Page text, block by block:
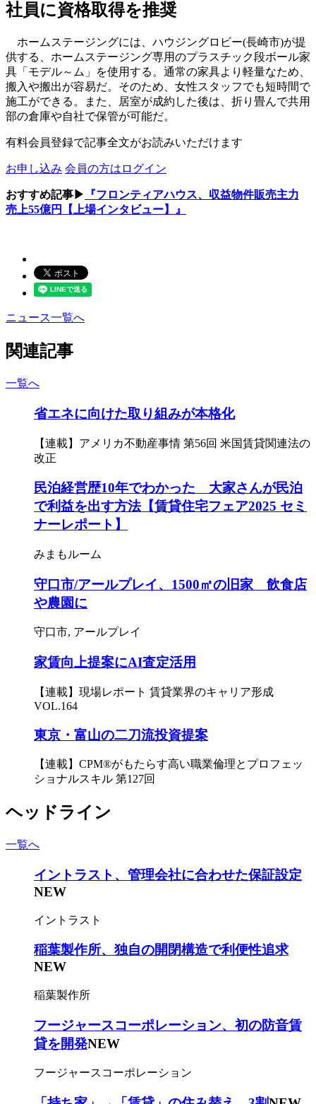
社員に資格取得を推奨
ホームステージングには、ハウジングロビー(長崎市)が提
供する、ホームステージング専用のプラスチック段ボール家
具「モデル～ム」を使用する。通常の家具より軽量なため、
搬入や搬出が容易だ。そのため、女性スタッフでも短時間で
施工ができる。また、居室が成約した後は、折り畳んで共用
部の倉庫や自社で保管が可能だ。
有料会員登録で記事全文がお読みいただけます
お申し込み 会員の方はログイン
おすすめ記事▶
『フロンティアハウス、収益物件販売主力
売上55億円【上場インタビュー】』
ニュース一覧へ
関連記事
一覧へ
省エネに向けた取り組みが本格化
【連載】アメリカ不動産事情 第56回 米国賃貸関連法の
改正
民泊経営歴10年でわかった 大家さんが民泊
で利益を出す方法【賃貸住宅フェア2025 セミ
ナーレポート】
みまもルーム
守口市/アールプレイ、1500㎡の旧家 飲食店
や農園に
守口市, アールプレイ
家賃向上提案にAI査定活用
【連載】現場レポート 賃貸業界のキャリア形成
VOL.164
東京・富山の二刀流投資提案
【連載】CPM®がもたらす高い職業倫理とプロフェッ
ショナルスキル 第127回
ヘッドライン
一覧へ
イントラスト、管理会社に合わせた保証設定
NEW
イントラスト
稲葉製作所、独自の開閉構造で利便性追求
NEW
稲葉製作所
フージャースコーポレーション、初の防音賃
貸を開発NEW
フージャースコーポレーション